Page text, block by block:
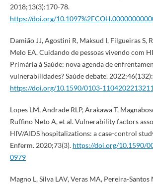
2018;13(3):170-78.
https://doi.org/
Damião JJ, Agostini R, Maksud I, Filgueiras S,
Melo EA. Cuidando de pessoas vivendo com
Primária à Saúde: nova agenda de
vulnerabilidades? Saúde debate.
https://doi.org/10.1590/0103-1104202213211
Lopes LM, Andrade RLP, Arakawa T,
Ruffino Neto A, et al. Vulnerability factors
HIV/AIDS hospitalizations: a case-control
Enferm. 2020;73(3). https://doi.org/10.1590/
0979
Magno L, Silva LAV, Veras MA, Pereira-